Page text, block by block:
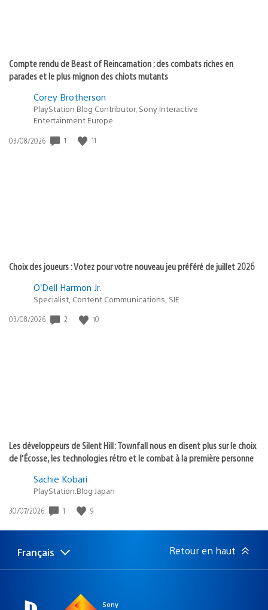
Compte rendu de Beast of Reincarnation : des combats riches en
parades et le plus mignon des chiots mutants
Corey Brotherson
PlayStation Blog Contributor, Sony Interactive
Entertainment Europe
Date
03/08/2026 1 11
Choix des joueurs : Votez pour votre nouveau jeu préféré de juillet 2026
O’Dell Harmon Jr.
Specialist, Content Communications, SIE
Date
03/08/2026 2 10
Les développeurs de Silent Hill: Townfall nous en disent plus sur le choix
de l’Écosse, les technologies rétro et le combat à la première personne
Sachie Kobari
PlayStation.Blog Japan
Date
publication
30/07/2026 1 9
Choisir
une
Région
actuelle
Français Retour en haut
Sony